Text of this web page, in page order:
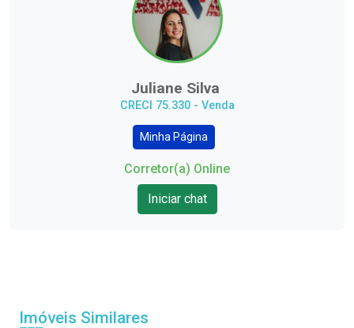
Juliane Silva
CRECI 75.330 - Venda
Minha Página
Corretor(a) Online
Iniciar chat
Imóveis Similares